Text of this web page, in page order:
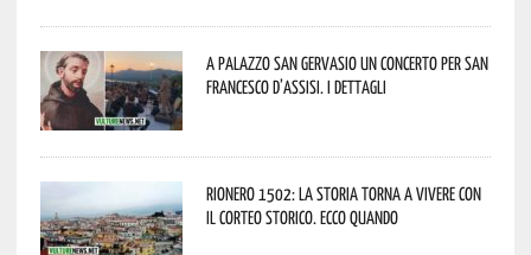
A Palazzo San Gervasio un concerto per San
Francesco d’Assisi. I dettagli
Rionero 1502: la storia torna a vivere con
il Corteo Storico. Ecco quando